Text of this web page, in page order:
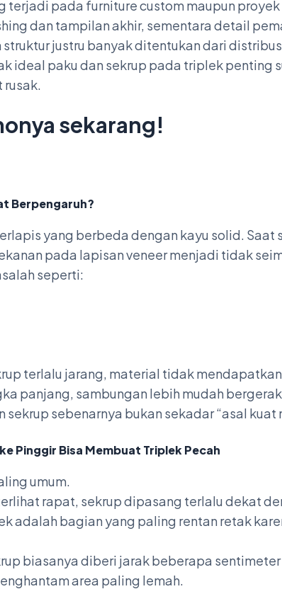
terjadi pada furniture custom maupun
dan tampilan akhir, sementara detail
justru banyak ditentukan dari
ideal paku dan sekrup pada triplek penting
sekarang!
Berpengaruh?
yang berbeda dengan kayu solid. Saat
pada lapisan veneer menjadi tidak
seperti:
terlalu jarang, material tidak
panjang, sambungan lebih mudah
sebenarnya bukan sekadar “asal kuat
Pinggir Bisa Membuat Triplek Pecah
umum.
rapat, sekrup dipasang terlalu dekat
adalah bagian yang paling rentan retak
biasanya diberi jarak beberapa
area paling lemah.